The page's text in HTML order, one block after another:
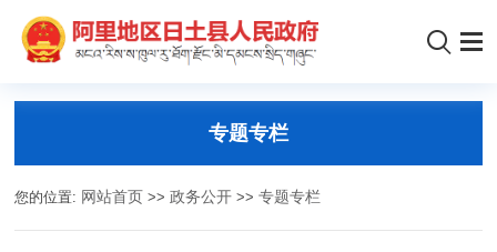
专题专栏
您的位置: 网站首页 >>政务公开 >>专题专栏